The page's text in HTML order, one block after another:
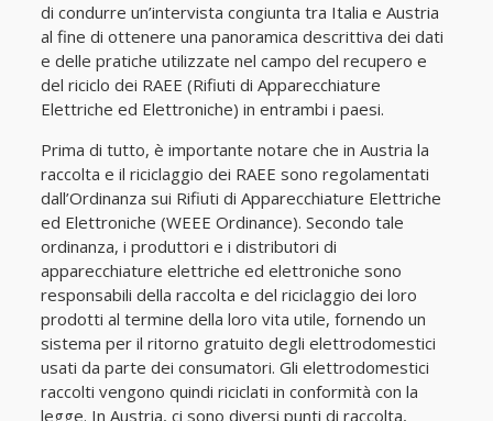
di condurre un’intervista congiunta tra Italia e Austria
al fine di ottenere una panoramica descrittiva dei dati
e delle pratiche utilizzate nel campo del recupero e
del riciclo dei RAEE (Rifiuti di Apparecchiature
Elettriche ed Elettroniche) in entrambi i paesi.
Prima di tutto, è importante notare che in Austria la
raccolta e il riciclaggio dei RAEE sono regolamentati
dall’Ordinanza sui Rifiuti di Apparecchiature Elettriche
ed Elettroniche (WEEE Ordinance). Secondo tale
ordinanza, i produttori e i distributori di
apparecchiature elettriche ed elettroniche sono
responsabili della raccolta e del riciclaggio dei loro
prodotti al termine della loro vita utile, fornendo un
sistema per il ritorno gratuito degli elettrodomestici
usati da parte dei consumatori. Gli elettrodomestici
raccolti vengono quindi riciclati in conformità con la
legge. In Austria, ci sono diversi punti di raccolta,